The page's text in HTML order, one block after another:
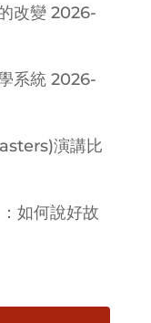
改變 2026-
系統 2026-
演講比
如何說好故